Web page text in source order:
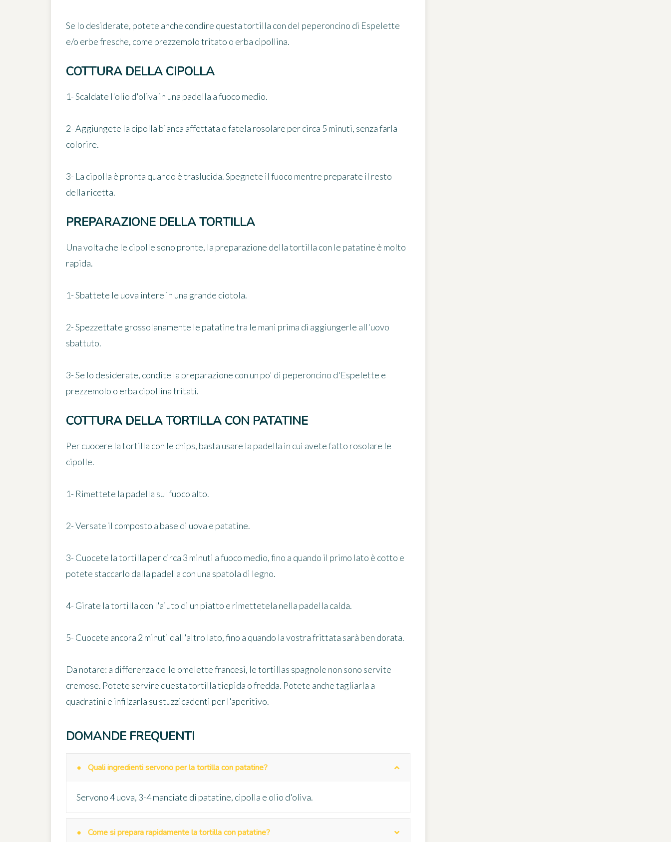
Se lo desiderate, potete anche condire questa tortilla con del peperoncino di Espelette
e/o erbe fresche, come prezzemolo tritato o erba cipollina.
COTTURA DELLA CIPOLLA
1- Scaldate l'olio d'oliva in una padella a fuoco medio.
2- Aggiungete la cipolla bianca affettata e fatela rosolare percirca 5 minuti, senza farla
colorire.
3- La cipolla è pronta quando è traslucida. Spegnete il fuoco mentre preparate il resto
della ricetta.
PREPARAZIONE DELLA TORTILLA
Una volta che le cipolle sono pronte, la preparazione della tortilla con le patatine è molto
rapida.
1- Sbattete le uova intere in una grande ciotola.
2- Spezzettate grossolanamente le patatine tra le mani prima di aggiungerle all'uovo
sbattuto.
3- Se lo desiderate, condite la preparazione con un po' di peperoncino d'Espelette e
prezzemolo o erba cipollina tritati.
COTTURA DELLA TORTILLA CON PATATINE
Per cuocere la tortilla con le chips, basta usare la padella in cui avete fatto rosolare le
cipolle.
1- Rimettete la padella sul fuoco alto.
2- Versate il composto a base di uova e patatine.
3- Cuocete la tortilla per circa 3 minuti a fuoco medio, fino a quando il primo lato è cotto e
potete staccarlo dalla padella con una spatola di legno.
4- Girate la tortilla con l'aiuto di un piatto e rimettetela nella padella calda.
5- Cuocete ancora 2 minuti dall'altro lato, fino a quando la vostra frittata sarà ben dorata.
Da notare: a differenza delle omelette francesi, le tortillas spagnole non sono servite
cremose. Potete servire questa tortilla tiepida o fredda. Potete anche tagliarla a
quadratini e infilzarla su stuzzicadenti per l'aperitivo.
DOMANDE FREQUENTI
Quali ingredienti servono per la tortilla con patatine?
Servono 4 uova, 3-4 manciate di patatine, cipolla e olio d'oliva.
Come si prepara rapidamente la tortilla con patatine?